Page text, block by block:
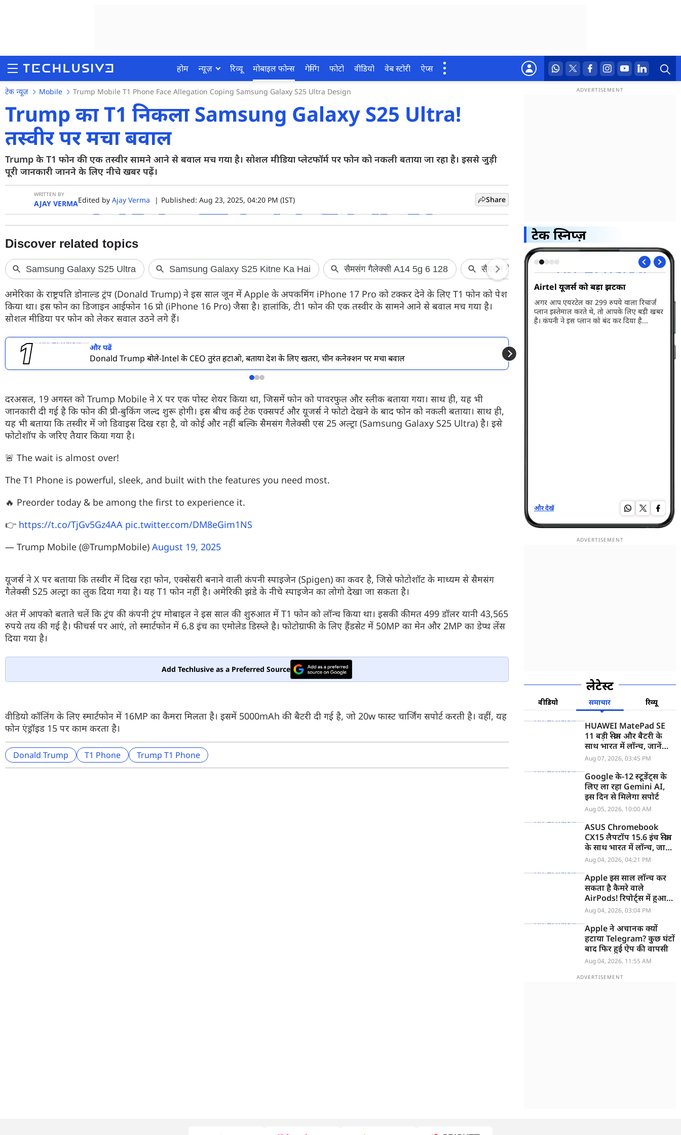
होम न्यूज़ रिव्यू मोबाइल फोन्स गेमिंग फोटो वीडियो वेब स्टोरी ऐप्स
होम
रिव्यू
मोबाइल फोन्स
गेमिंग
फोटो
वीडियो
वेब स्टोरी
ऐप्स
डील्स
टेक न्यूज़ Mobile Trump Mobile T1 Phone Face Allegation Coping Samsung Galaxy S25 Ultra Design
Trump का T1 निकला Samsung Galaxy S25 Ultra!
तस्वीर पर मचा बवाल
Trump के T1 फोन की एक तस्वीर सामने आने से बवाल मच गया है। सोशल मीडिया प्लेटफॉर्म पर फोन को नकली बताया जा रहा है। इससे जुड़ी
पूरी जानकारी जानने के लिए नीचे खबर पढ़ें।
WRITTEN BY
AJAY VERMAEdited by Ajay Verma | Published: Aug 23, 2025, 04:20 PM (IST) Share
अमेरिका के राष्ट्रपति डोनाल्ड ट्रंप (Donald Trump) ने इस साल जून में Apple के अपकमिंग iPhone 17 Pro को टक्कर देने के लिए T1 फोन को पेश
किया था। इस फोन का डिजाइन आईफोन 16 प्रो (iPhone 16 Pro) जैसा है। हालांकि, टी1 फोन की एक तस्वीर के सामने आने से बवाल मच गया है।
सोशल मीडिया पर फोन को लेकर सवाल उठने लगे हैं।
और पढें
Donald Trump बोले-Intel के CEO तुरंत हटाओ, बताया देश के लिए खतरा, चीन कनेक्शन पर मचा बवाल क्या ट्रंप के टैरिफ के
दरअसल, 19 अगस्त को Trump Mobile ने X पर एक पोस्ट शेयर किया था, जिसमें फोन को पावरफुल और स्लीक बताया गया। साथ ही, यह भी
जानकारी दी गई है कि फोन की प्री-बुकिंग जल्द शुरू होगी। इस बीच कई टेक एक्सपर्ट और यूजर्स ने फोटो देखने के बाद फोन को नकली बताया। साथ ही,
यह भी बताया कि तस्वीर में जो डिवाइस दिख रहा है, वो कोई और नहीं बल्कि सैमसंग गैलेक्सी एस 25 अल्ट्रा (Samsung Galaxy S25 Ultra) है। इसे
फोटोशॉप के जरिए तैयार किया गया है।
🚨 The wait is almost over!
The T1 Phone is powerful, sleek, and built with the features you need most.
🔥 Preorder today & be among the first to experience it.
👉 https://t.co/TjGv5Gz4AA pic.twitter.com/DM8eGim1NS
— Trump Mobile (@TrumpMobile) August 19, 2025
यूजर्स ने X पर बताया कि तस्वीर में दिख रहा फोन, एक्सेसरी बनाने वाली कंपनी स्पाइजेन (Spigen) का कवर है, जिसे फोटोशॉट के माध्यम से सैमसंग
गैलेक्सी S25 अल्ट्रा का लुक दिया गया है। यह T1 फोन नहीं है। अमेरिकी झंडे के नीचे स्पाइजेन का लोगो देखा जा सकता है।
अंत में आपको बताते चलें कि ट्रंप की कंपनी ट्रंप मोबाइल ने इस साल की शुरुआत में T1 फोन को लॉन्च किया था। इसकी कीमत 499 डॉलर यानी 43,565
रुपये तय की गई है। फीचर्स पर आएं, तो स्मार्टफोन में 6.8 इंच का एमोलेड डिस्प्ले है। फोटोग्राफी के लिए हैंडसेट में 50MP का मेन और 2MP का डेप्थ लेंस
दिया गया है।
Add Techlusive as a Preferred Source
वीडियो कॉलिंग के लिए स्मार्टफोन में 16MP का कैमरा मिलता है। इसमें 5000mAh की बैटरी दी गई है, जो 20w फास्ट चार्जिंग सपोर्ट करती है। वहीं, यह
फोन एंड्रॉइड 15 पर काम करता है।
Donald Trump T1 Phone Trump T1 Phone
टेक स्निप्ज़
Redmi Note 17 5G भारत में हुआ
लॉन्च
Redmi Note 17 5G भारत में लॉन्च हो गया है।
Airtel यूजर्स को बड़ा झटका
अगर आप एयरटेल का 299 रुपये वाला रिचार्ज
प्लान इस्तेमाल करते थे, तो आपके लिए बड़ी खबर
है। कंपनी ने इस प्लान को बंद कर दिया है...
और देखें
लेटेस्ट
वीडियो समाचार रिव्यू
HUAWEI MatePad SE
11 बड़ी स्क्रीन और बैटरी के
साथ भारत में लॉन्च, जानें
कीमत
Aug 07, 2026, 03:45 PM
Google के-12 स्टूडेंट्स के
लिए ला रहा Gemini AI,
इस दिन से मिलेगा सपोर्ट
Aug 05, 2026, 10:00 AM
ASUS Chromebook
CX15 लैपटॉप 15.6 इंच स्क्रीन
के साथ भारत में लॉन्च, जानें
कीमत
Aug 04, 2026, 04:21 PM
Apple इस साल लॉन्च कर
सकता है कैमरे वाले
AirPods! रिपोर्ट्स में हुआ
खुलासा
Aug 04, 2026, 03:04 PM
Apple ने अचानक क्यों
हटाया Telegram? कुछ घंटों
बाद फिर हुई ऐप की वापसी
Aug 04, 2026, 11:55 AM